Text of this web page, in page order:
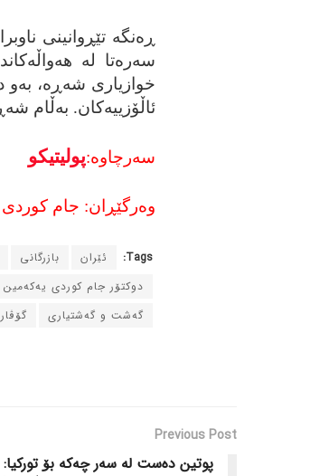
ڕه‌نگه‌ تێڕوانینی
سه‌ره‌تا له‌
خوازیاری شه‌ڕه‌، به‌و
ئاڵۆزییه‌کان. به‌ڵام
سه‌رچاوه‌:پولیتیکو
وه‌رگێڕان: جام کوردی
Tags: ئێران بازرگانی
دوکتۆر جام کوردی
گه‌شت و گه‌شتیاری
گۆڤار
Previous Post
پوتین ده‌ست له‌ سه‌ر چه‌که‌ بۆ تورکیا: